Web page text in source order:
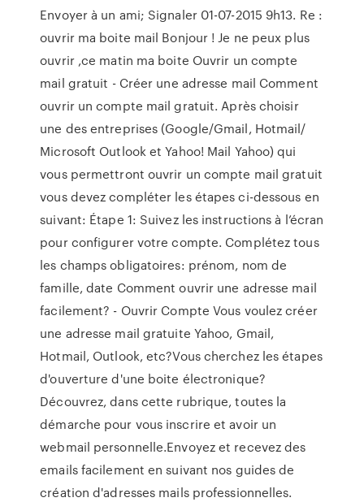
Envoyer à un ami; Signaler ‎01-07-2015 9h13. Re :
ouvrir ma boite mail Bonjour ! Je ne peux plus
ouvrir ,ce matin ma boite Ouvrir un compte
mail gratuit - Créer une adresse mail Comment
ouvrir un compte mail gratuit. Après choisir
une des entreprises (Google/Gmail, Hotmail/
Microsoft Outlook et Yahoo! Mail Yahoo) qui
vous permettront ouvrir un compte mail gratuit
vous devez compléter les étapes ci-dessous en
suivant: Étape 1: Suivez les instructions à l’écran
pour configurer votre compte. Complétez tous
les champs obligatoires: prénom, nom de
famille, date Comment ouvrir une adresse mail
facilement? - Ouvrir Compte Vous voulez créer
une adresse mail gratuite Yahoo, Gmail,
Hotmail, Outlook, etc?Vous cherchez les étapes
d'ouverture d'une boite électronique?
Découvrez, dans cette rubrique, toutes la
démarche pour vous inscrire et avoir un
webmail personnelle.Envoyez et recevez des
emails facilement en suivant nos guides de
création d'adresses mails professionnelles.